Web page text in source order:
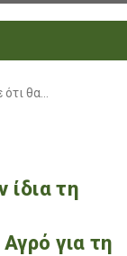
θα…
ίδια τη
για τη